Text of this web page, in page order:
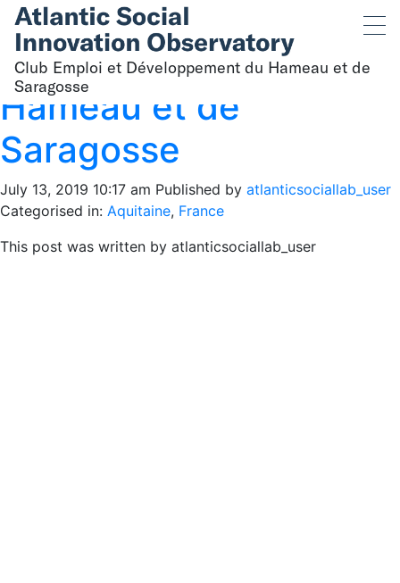
Club Emploi et Développement du Hameau et de
Saragosse
Club Emploi et
Développement du
Hameau et de
Saragosse
July 13, 2019 10:17 am Published by atlanticsociallab_user
Categorised in: Aquitaine, France
This post was written by atlanticsociallab_user